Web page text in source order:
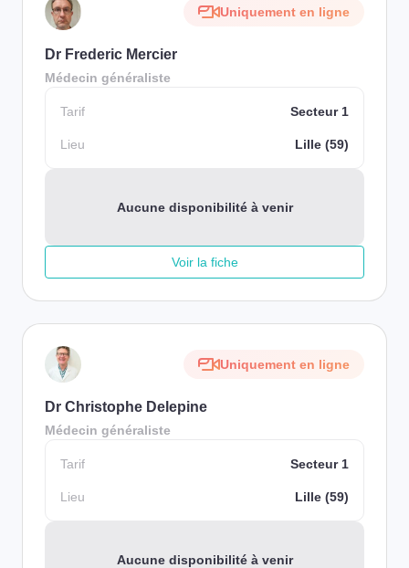
Uniquement en ligne
Dr Frederic Mercier
Médecin généraliste
Tarif Secteur 1
Lieu Lille (59)
Aucune disponibilité à venir
Voir la fiche
Uniquement en ligne
Dr Christophe Delepine
Médecin généraliste
Tarif Secteur 1
Lieu Lille (59)
Aucune disponibilité à venir